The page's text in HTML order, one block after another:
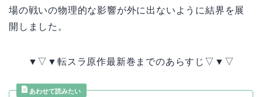
場の戦いの物理的な影響が外に出ないように結界を展
開しました。
▼▽▼転スラ原作最新巻までのあらすじ▽▼▽